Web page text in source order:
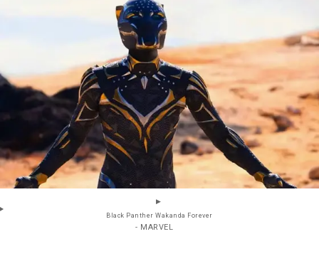
Black Panther Wakanda Forever
- MARVEL